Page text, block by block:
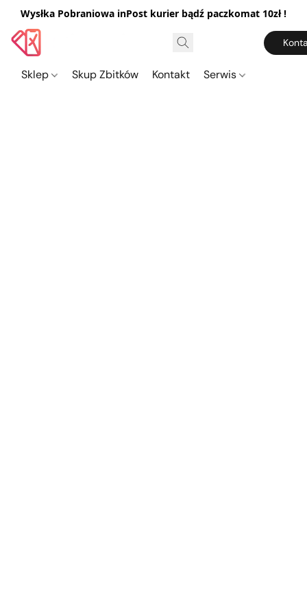
Wysłka Pobraniowa inPost kurier bądź paczkomat 10zł !
Sklep Skup Zbitków Kontakt Serwis